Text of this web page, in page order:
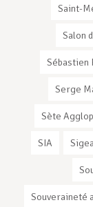
Saint-
Salon
Sébastien
Serge
Sète
SIA
Souveraineté